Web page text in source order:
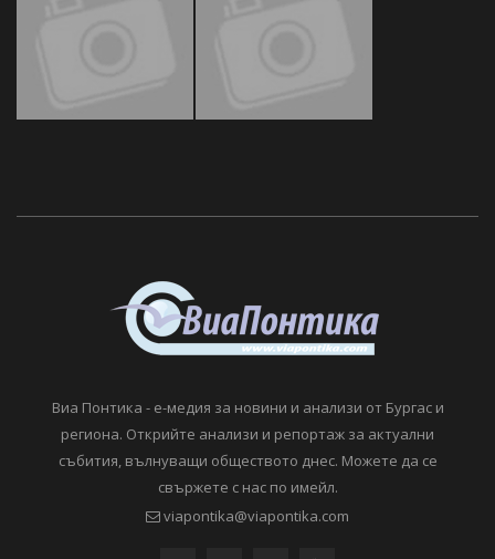
Виа Понтика - е-медия за новини и анализи от Бургас и
региона. Открийте анализи и репортаж за актуални
събития, вълнуващи обществото днес. Можете да се
свържете с нас по имейл.
viapontika@viapontika.com